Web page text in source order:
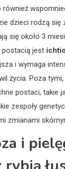
również
dzieci rodzą się
się około 3
postacią jest
i wymaga
życia. Poza
postaci, takie
zespoły
zmianami
i